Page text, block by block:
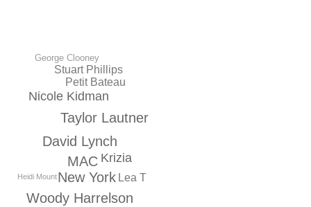
New York
MAC
Woody Harrelson
David Lynch
Taylor Lautner
Nicole Kidman
Krizia
Petit Bateau
Stuart Phillips
Lea T
George Clooney
Heidi Mount